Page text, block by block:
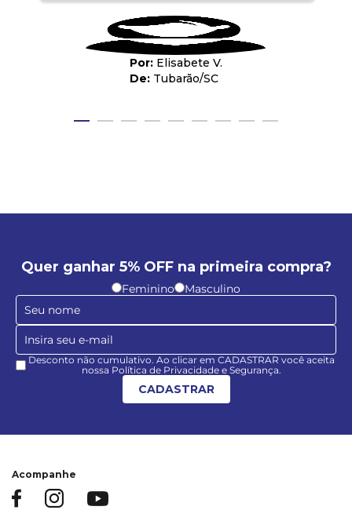
Elisabete V.
Tubarão/SC
Quer ganhar 5% OFF na primeira compra?
Feminino Masculino
Desconto não cumulativo. Ao clicar em CADASTRAR você aceita
nossa Política de Privacidade e Segurança.
CADASTRAR
Acompanhe